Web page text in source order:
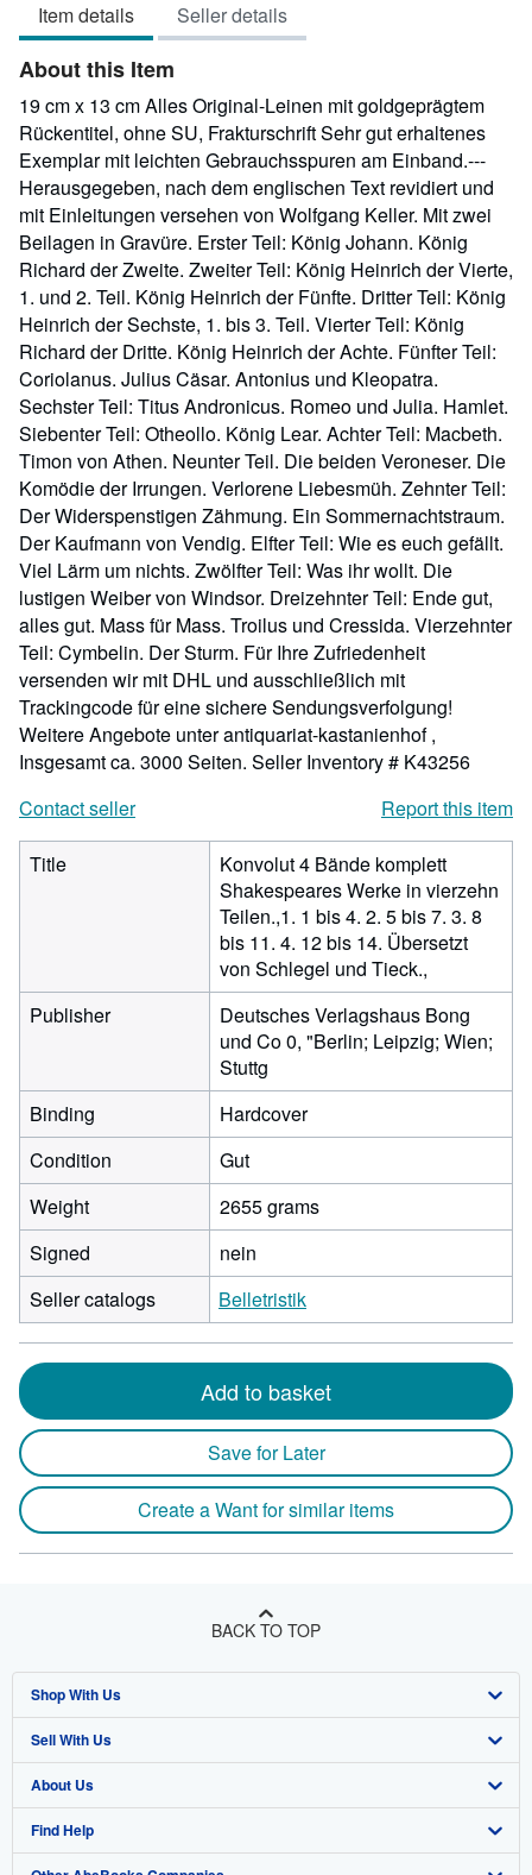
of
5
stars
Item details Seller details
About this Item
19 cm x 13 cm Alles Original-Leinen mit goldgeprägtem
Rückentitel, ohne SU, Frakturschrift Sehr gut erhaltenes
Exemplar mit leichten Gebrauchsspuren am Einband.---
Herausgegeben, nach dem englischen Text revidiert und
mit Einleitungen versehen von Wolfgang Keller. Mit zwei
Beilagen in Gravüre. Erster Teil: König Johann. König
Richard der Zweite. Zweiter Teil: König Heinrich der Vierte,
1. und 2. Teil. König Heinrich der Fünfte. Dritter Teil: König
Heinrich der Sechste, 1. bis 3. Teil. Vierter Teil: König
Richard der Dritte. König Heinrich der Achte. Fünfter Teil:
Coriolanus. Julius Cäsar. Antonius und Kleopatra.
Sechster Teil: Titus Andronicus. Romeo und Julia. Hamlet.
Siebenter Teil: Otheollo. König Lear. Achter Teil: Macbeth.
Timon von Athen. Neunter Teil. Die beiden Veroneser. Die
Komödie der Irrungen. Verlorene Liebesmüh. Zehnter Teil:
Der Widerspenstigen Zähmung. Ein Sommernachtstraum.
Der Kaufmann von Vendig. Elfter Teil: Wie es euch gefällt.
Viel Lärm um nichts. Zwölfter Teil: Was ihr wollt. Die
lustigen Weiber von Windsor. Dreizehnter Teil: Ende gut,
alles gut. Mass für Mass. Troilus und Cressida. Vierzehnter
Teil: Cymbelin. Der Sturm. Für Ihre Zufriedenheit
versenden wir mit DHL und ausschließlich mit
Trackingcode für eine sichere Sendungsverfolgung!
Weitere Angebote unter antiquariat-kastanienhof ,
Insgesamt ca. 3000 Seiten. Seller Inventory # K43256
Contact seller
Report this item
Title
Konvolut 4 Bände komplett
Shakespeares Werke in vierzehn
Teilen.,1. 1 bis 4. 2. 5 bis 7. 3. 8
bis 11. 4. 12 bis 14. Übersetzt
von Schlegel und Tieck.,
Publisher
Deutsches Verlagshaus Bong
und Co 0, "Berlin; Leipzig; Wien;
Stuttg
Binding
Hardcover
Condition
Gut
Weight
2655 grams
Signed
nein
Seller catalogs
Belletristik
Add to basket
Save for Later
Create a Want for similar items
BACK TO TOP
Shop With Us
Advanced Search
Browse Collections
My Account
Sell With Us
Start Selling
Join Our Affiliate Program
About Us
About AbeBooks
Find Help